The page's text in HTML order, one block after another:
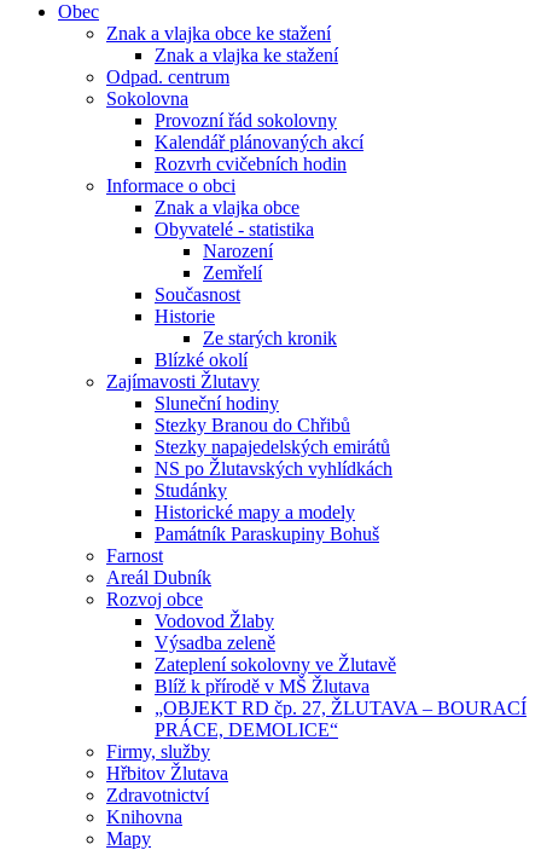
Obec
Znak a vlajka obce ke stažení
Znak a vlajka ke stažení
Odpad. centrum
Sokolovna
Provozní řád sokolovny
Kalendář plánovaných akcí
Rozvrh cvičebních hodin
Informace o obci
Znak a vlajka obce
Obyvatelé - statistika
Narození
Zemřelí
Současnost
Historie
Ze starých kronik
Blízké okolí
Zajímavosti Žlutavy
Sluneční hodiny
Stezky Branou do Chřibů
Stezky napajedelských emirátů
NS po Žlutavských vyhlídkách
Studánky
Historické mapy a modely
Památník Paraskupiny Bohuš
Farnost
Areál Dubník
Rozvoj obce
Vodovod Žlaby
Výsadba zeleně
Zateplení sokolovny ve Žlutavě
Blíž k přírodě v MŠ Žlutava
„OBJEKT RD čp. 27, ŽLUTAVA – BOURACÍ
PRÁCE, DEMOLICE“
Firmy, služby
Hřbitov Žlutava
Zdravotnictví
Knihovna
Mapy